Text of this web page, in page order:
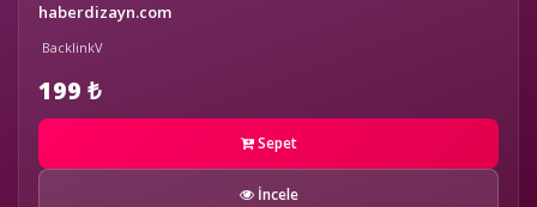
haberdizayn.com
BacklinkV
199 ₺
Sepet
İncele